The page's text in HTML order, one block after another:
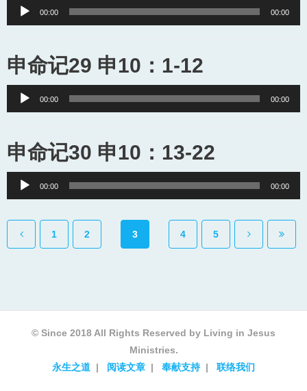
Audio
Player
00:00 00:00
申命记29 申10：1-12
Audio
Player
00:00 00:00
申命记30 申10：13-22
Audio
Player
00:00 00:00
1 2 3 4 5
© Since 2018 All Rights Reserved by Living in Jesus
Ministries.
永生之道
阅读文章 奉献支持 联络我们